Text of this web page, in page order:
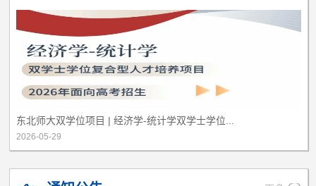
东北师大双学位项目 | 经济学-统计学双学士学位...
2026-05-29